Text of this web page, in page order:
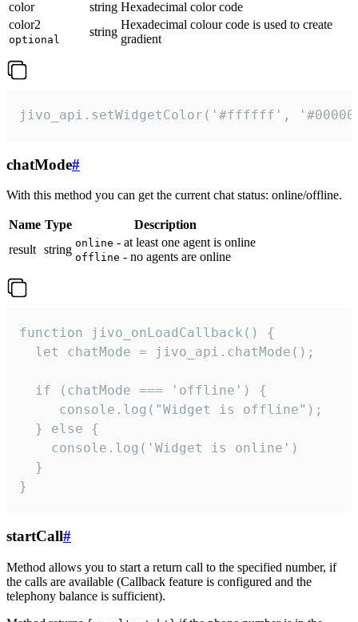
color
string Hexadecimal color code
color2
optional
string
Hexadecimal colour code is used to create
gradient
jivo_api.setWidgetColor('#ffffff',
chatMode#
With this method you can get the current chat status: online/offline.
Name Type
Description
result string online - at least one agent is online
offline - no agents are online
function jivo_onLoadCallback() {
  let chatMode = jivo_api.chatMode();
  if (chatMode === 'offline') {
     console.log("Widget is offline");
  } else {
    console.log('Widget is online')
  }
}
startCall#
Method allows you to start a return call to the specified number, if
the calls are available (Callback feature is configured and the
telephony balance is sufficient).